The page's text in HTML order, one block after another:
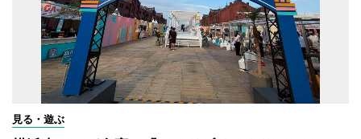
見る・遊ぶ